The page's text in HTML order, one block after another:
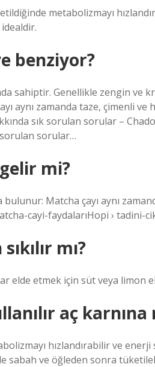
metabolizmayı
benziyor?
sahiptir. Genellikle zengin ve
aynı zamanda taze, çimenli
sık sorulan sorular –
sorulan sorular…
mi?
Matcha çayı aynı
cayi-faydalarıHopi › tadini-
mı?
elde etmek için süt veya limon
aç karnına
hızlandırabilir ve
ve öğleden sonra